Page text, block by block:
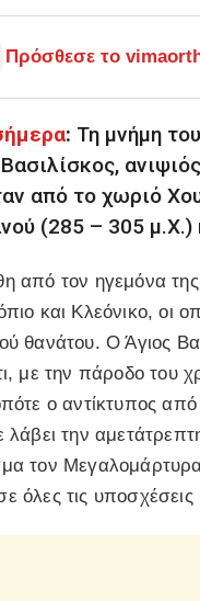
Πρόσθεσε το
: Τη μνήμη
από το χωριό
(285 – 305 μ.Χ.)
από τον ηγεμόνα
και Κλεόνικο, οι
θανάτου. Ο Άγιος
με την πάροδο του
ο αντίκτυπος
λάβει την
τον
όλες τις υποσχέσεις